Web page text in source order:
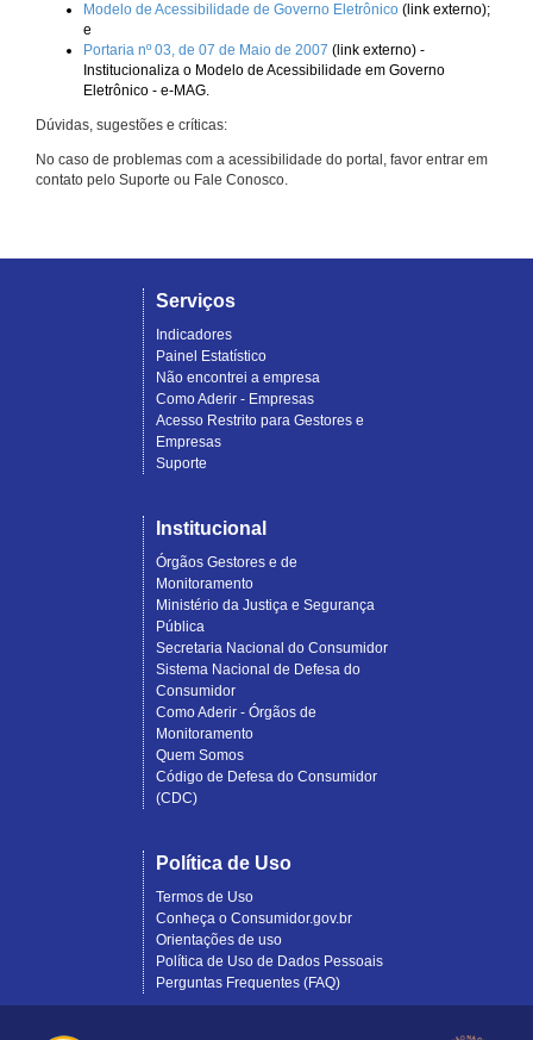
Modelo de Acessibilidade de Governo Eletrônico (link externo);
e
Portaria nº 03, de 07 de Maio de 2007 (link externo) -
Institucionaliza o Modelo de Acessibilidade em Governo
Eletrônico - e-MAG.
Dúvidas, sugestões e críticas:
No caso de problemas com a acessibilidade do portal, favor entrar em
contato pelo Suporte ou Fale Conosco.
Serviços
Indicadores
Painel Estatístico
Não encontrei a empresa
Como Aderir - Empresas
Acesso Restrito para Gestores e
Empresas
Suporte
Institucional
Órgãos Gestores e de
Monitoramento
Ministério da Justiça e Segurança
Pública
Secretaria Nacional do Consumidor
Sistema Nacional de Defesa do
Consumidor
Como Aderir - Órgãos de
Monitoramento
Quem Somos
Código de Defesa do Consumidor
(CDC)
Política de Uso
Termos de Uso
Conheça o Consumidor.gov.br
Orientações de uso
Política de Uso de Dados Pessoais
Perguntas Frequentes (FAQ)